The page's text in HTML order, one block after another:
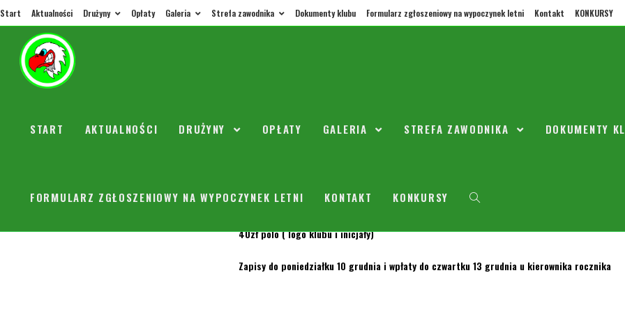
Start Aktualności Drużyny Opłaty Galeria Strefa zawodnika Dokumenty klubu Formularz zgłoszeniowy na wypoczynek letni Kontakt KONKURSY
START AKTUALNOŚCI DRUŻYNY OPŁATY GALERIA STREFA ZAWODNIKA DOKUMENTY
FORMULARZ ZGŁOSZENIOWY NA WYPOCZYNEK LETNI KONTAKT KONKURSY
reprezentacyjne koszulki polo zielone
40zł polo ( logo klubu i inicjały)
Zapisy do poniedziałku 10 grudnia i wpłaty do czwartku 13 grudnia u kierownika rocznika